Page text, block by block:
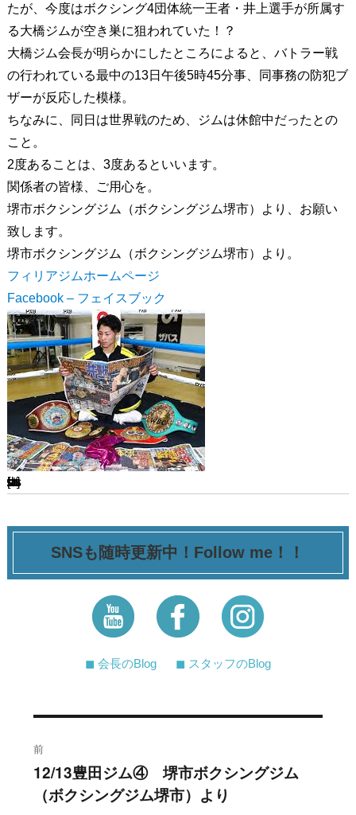
たが、今度はボクシング4団体統一王者・井上選手が所属す
る大橋ジムが空き巣に狙われていた！？
大橋ジム会長が明らかにしたところによると、バトラー戦
の行われている最中の13日午後5時45分事、同事務の防犯ブ
ザーが反応した模様。
ちなみに、同日は世界戦のため、ジムは休館中だったとの
こと。
2度あることは、3度あるといいます。
関係者の皆様、ご用心を。
堺市ボクシングジム（ボクシングジム堺市）より、お願い
致します。
堺市ボクシングジム（ボクシングジム堺市）より。
フィリアジムホームページ
Facebook – フェイスブック
[ssba-buttons]
SNSも随時更新中！Follow me！！
◼︎ 会長のBlog ◼︎ スタッフのBlog
稿
ナ
前
過
去
12/13豊田ジム④ 堺市ボクシングジム
（ボクシングジム堺市）より